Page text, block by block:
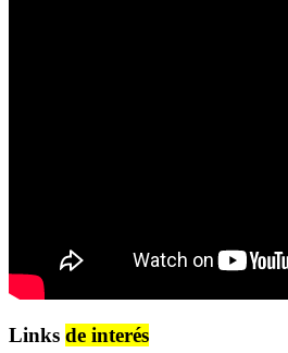
Links de interés